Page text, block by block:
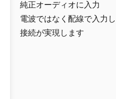
純正オーディオに入力
電波ではなく配線で入力
接続が実現します